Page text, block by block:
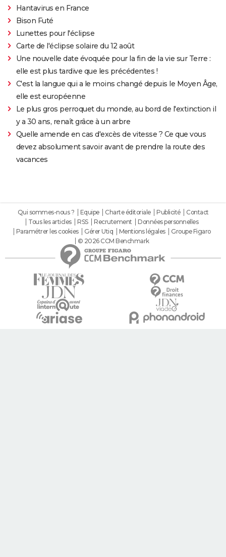
Hantavirus en France
Bison Futé
Lunettes pour l'éclipse
Carte de l'éclipse solaire du 12 août
Une nouvelle date évoquée pour la fin de la vie sur Terre :
elle est plus tardive que les précédentes !
C'est la langue qui a le moins changé depuis le Moyen Âge,
elle est européenne
Le plus gros perroquet du monde, au bord de l'extinction il
y a 30 ans, renaît grâce à un arbre
Quelle amende en cas d'excès de vitesse ? Ce que vous
devez absolument savoir avant de prendre la route des
vacances
Qui sommes-nous ? Equipe Charte éditoriale Publicité
Contact
Tous les articles
RSS Recrutement
Données personnelles
Paramétrer les cookies
Gérer Utiq Mentions légales
Groupe Figaro
© 2026 CCM Benchmark